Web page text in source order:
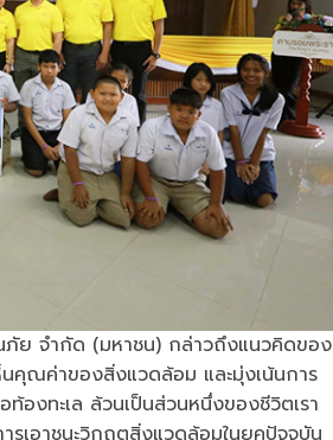
ย จำกัด (มหาชน) กล่าวถึงแนวคิดของ
นคุณค่าของสิ่งแวดล้อม และมุ่งเน้นการ
องทะเล ล้วนเป็นส่วนหนึ่งของชีวิตเรา
เอาชนะวิกฤตสิ่งแวดล้อมในยุคปัจจุบัน